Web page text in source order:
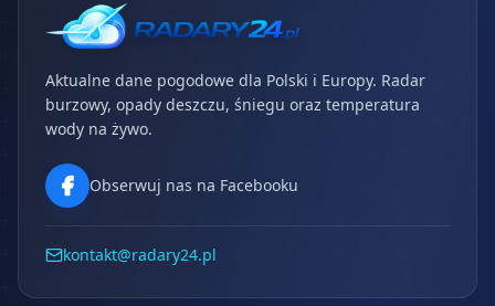
Aktualne dane pogodowe dla Polski i Europy. Radar
burzowy, opady deszczu, śniegu oraz temperatura
wody na żywo.
Obserwuj nas na Facebooku
kontakt@radary24.pl